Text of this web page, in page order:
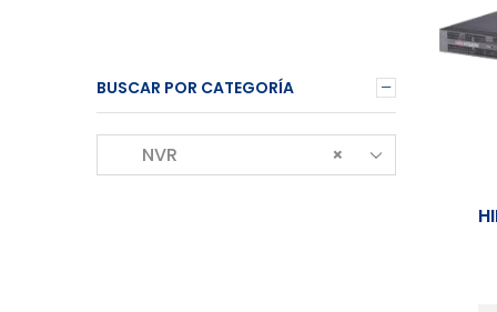
BUSCAR POR CATEGORÍA
×
NVR